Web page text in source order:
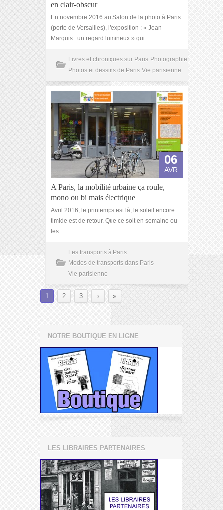
en clair-obscur
En novembre 2016 au Salon de la photo à Paris
(porte de Versailles), l’exposition : « Jean
Marquis : un regard lumineux » qui
Livres et chroniques sur Paris Photographie
Photos et dessins de Paris Vie parisienne
06
AVR
A Paris, la mobilité urbaine ça roule,
mono ou bi mais électrique
Avril 2016, le printemps est là, le soleil encore
timide est de retour. Que ce soit en semaine ou
les
Les transports à Paris
Modes de transports dans Paris
Vie parisienne
1 2 3 › »
NOTRE BOUTIQUE EN LIGNE
LES LIBRAIRES PARTENAIRES